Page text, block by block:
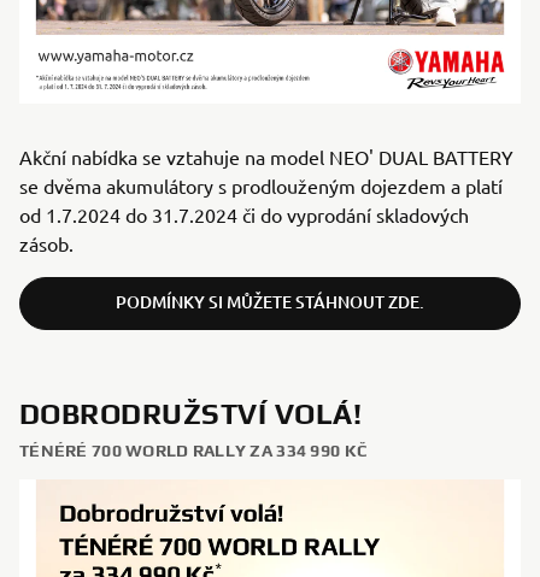
Akční nabídka se vztahuje na model NEO' DUAL BATTERY
se dvěma akumulátory s prodlouženým dojezdem a platí
od 1.7.2024 do 31.7.2024 či do vyprodání skladových
zásob.
PODMÍNKY SI MŮŽETE STÁHNOUT ZDE.
DOBRODRUŽSTVÍ VOLÁ!
TÉNÉRÉ 700 WORLD RALLY ZA 334 990 KČ